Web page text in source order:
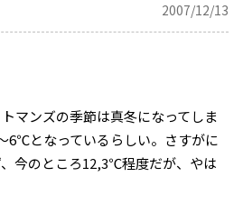
2007/12/13
マンズの季節は真冬になってしま
6℃となっているらしい。さすがに
今のところ12,3℃程度だが、やは